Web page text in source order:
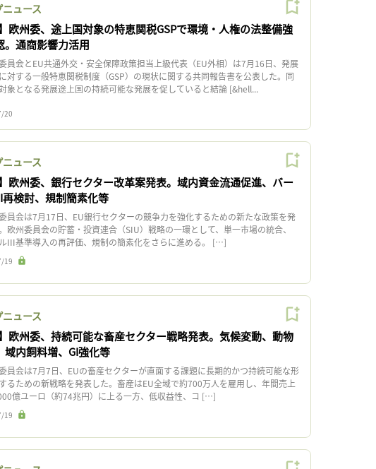
ニュース
】欧州委、途上国対象の特恵関税GSPで環境・人権の法整備強
。通商影響力活用
員会とEU共通外交・安全保障政策担当上級代表（EU外相）は7月16日、発展
対する一般特恵関税制度（GSP）の現状に関する共同報告書を公表した。同
象となる発展途上国の持続可能な発展を促していると結論 [&hell...
20
ニュース
】欧州委、銀行セクター改革案発表。域内資金流通促進、バー
再検討、規制簡素化等
員会は7月17日、EU銀行セクターの競争力を強化するための新たな政策を発
欧州委員会の貯蓄・投資連合（SIU）戦略の一環として、単一市場の統合、
III基準導入の再評価、規制の簡素化をさらに進める。 […]
19
ニュース
】欧州委、持続可能な畜産セクター戦略発表。気候変動、動物
域内飼料増、GI強化等
員会は7月7日、EUの畜産セクターが直面する課題に長期的かつ持続可能な形
るための新戦略を発表した。畜産はEU全域で約700万人を雇用し、年間売上
億ユーロ（約74兆円）に上る一方、低収益性、コ […]
19